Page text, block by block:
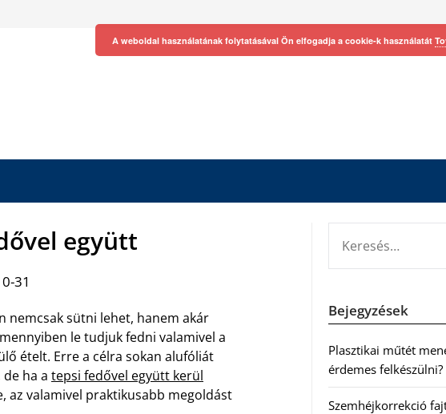
együtt
31
nemcsak sütni lehet, hanem akár
le tudjuk fedni valamivel a
ételt. Erre a célra sokan alufóliát
ha a tepsi fedővel együtt kerül
az valamivel praktikusabb megoldást
Bejegyzések
Plasztikai műtét
érdemes felkészülni?
Szemhéjkorrekció
A weboldal használatának folytatásával Ön elfogadja a cookie-k használatát